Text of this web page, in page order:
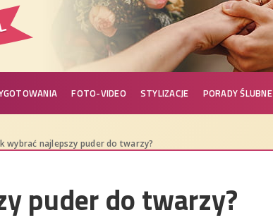
FOTO-VIDEO STYLIZACJE PORADY ŚLUBNE
wybrać najlepszy puder do twarzy?
puder do twarzy?